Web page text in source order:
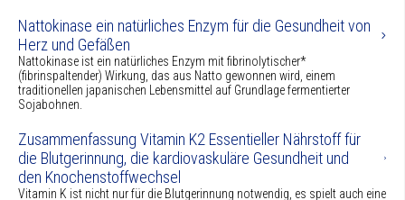
Nattokinase ein natürliches Enzym für die Gesundheit von
Herz und Gefäßen
Nattokinase ist ein natürliches Enzym mit fibrinolytischer*
(fibrinspaltender) Wirkung, das aus Natto gewonnen wird, einem
traditionellen japanischen Lebensmittel auf Grundlage fermentierter
Sojabohnen.
Zusammenfassung Vitamin K2 Essentieller Nährstoff für
die Blutgerinnung, die kardiovaskuläre Gesundheit und
den Knochenstoffwechsel
Vitamin K ist nicht nur für die Blutgerinnung notwendig, es spielt auch eine